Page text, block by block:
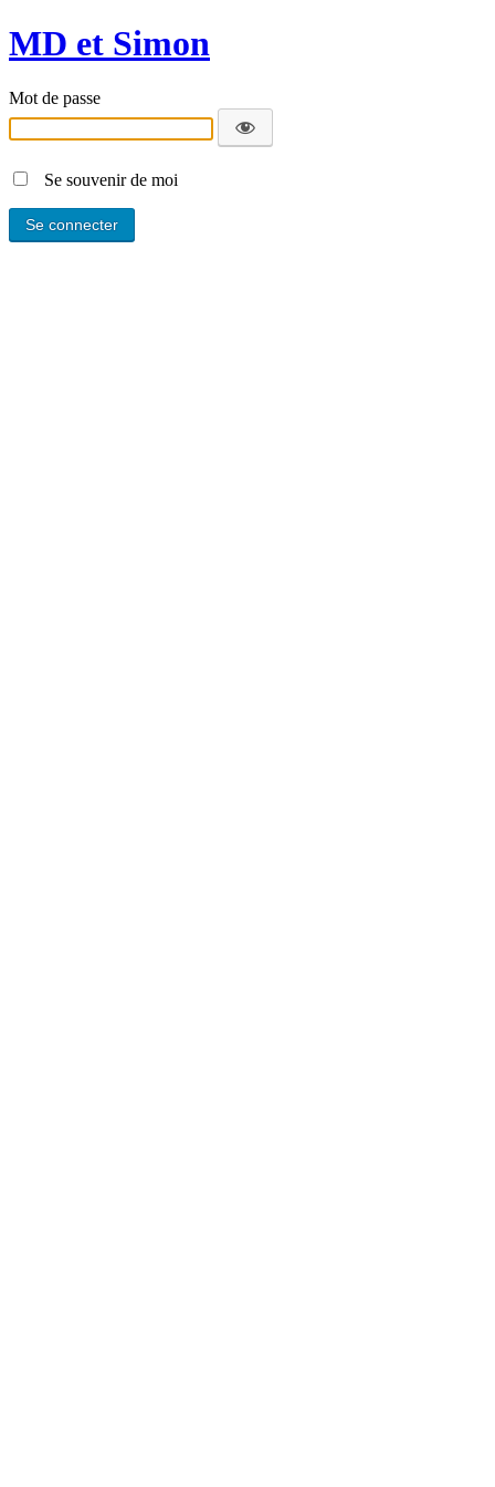
MD et Simon
Mot de passe
Se souvenir de moi